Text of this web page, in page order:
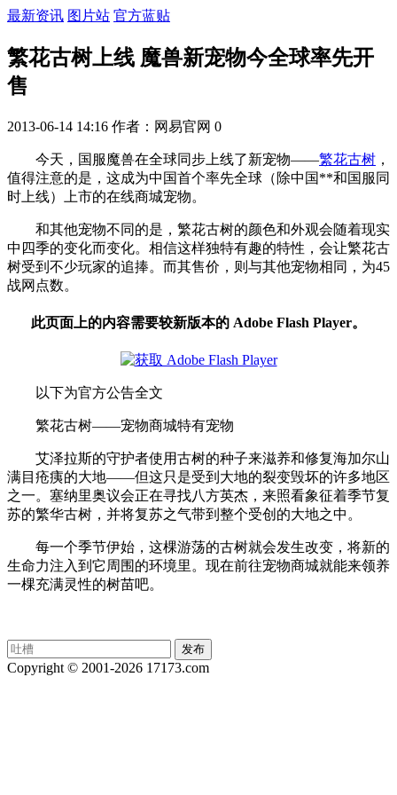
最新资讯 图片站 官方蓝贴
繁花古树上线 魔兽新宠物今全球率先开
售
2013-06-14 14:16 作者：网易官网 0
今天，国服魔兽在全球同步上线了新宠物——繁花古树 ，
值得注意的是，这成为中国首个率先全球（除中国**和国服同
时上线）上市的在线商城宠物。
和其他宠物不同的是，繁花古树的颜色和外观会随着现实
中四季的变化而变化。相信这样独特有趣的特性，会让繁花古
树受到不少玩家的追捧。而其售价，则与其他宠物相同，为45
战网点数。
此页面上的内容需要较新版本的 Adobe Flash Player。
以下为官方公告全文
繁花古树——宠物商城特有宠物
艾泽拉斯的守护者使用古树的种子来滋养和修复海加尔山
满目疮痍的大地——但这只是受到大地的裂变毁坏的许多地区
之一。塞纳里奥议会正在寻找八方英杰，来照看象征着季节复
苏的繁华古树，并将复苏之气带到整个受创的大地之中。
每一个季节伊始，这棵游荡的古树就会发生改变，将新的
生命力注入到它周围的环境里。现在前往宠物商城就能来领养
一棵充满灵性的树苗吧。
Copyright © 2001-2026 17173.com